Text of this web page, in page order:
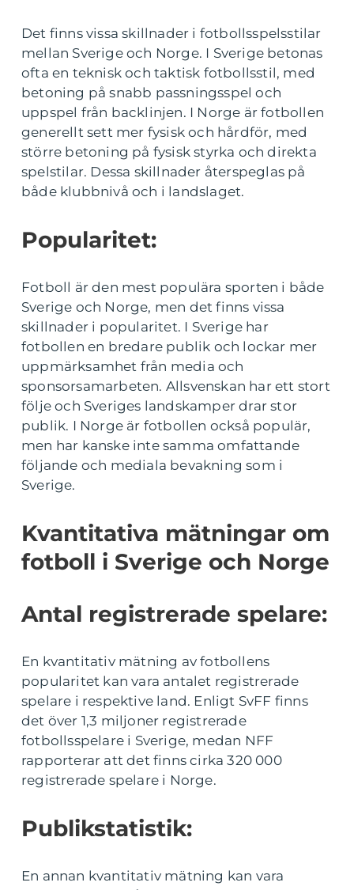
Det finns vissa skillnader i fotbollsspelsstilar
mellan Sverige och Norge. I Sverige betonas
ofta en teknisk och taktisk fotbollsstil, med
betoning på snabb passningsspel och
uppspel från backlinjen. I Norge är fotbollen
generellt sett mer fysisk och hårdför, med
större betoning på fysisk styrka och direkta
spelstilar. Dessa skillnader återspeglas på
både klubbnivå och i landslaget.
Popularitet:
Fotboll är den mest populära sporten i både
Sverige och Norge, men det finns vissa
skillnader i popularitet. I Sverige har
fotbollen en bredare publik och lockar mer
uppmärksamhet från media och
sponsorsamarbeten. Allsvenskan har ett stort
följe och Sveriges landskamper drar stor
publik. I Norge är fotbollen också populär,
men har kanske inte samma omfattande
följande och mediala bevakning som i
Sverige.
Kvantitativa mätningar om
fotboll i Sverige och Norge
Antal registrerade spelare:
En kvantitativ mätning av fotbollens
popularitet kan vara antalet registrerade
spelare i respektive land. Enligt SvFF finns
det över 1,3 miljoner registrerade
fotbollsspelare i Sverige, medan NFF
rapporterar att det finns cirka 320 000
registrerade spelare i Norge.
Publikstatistik:
En annan kvantitativ mätning kan vara